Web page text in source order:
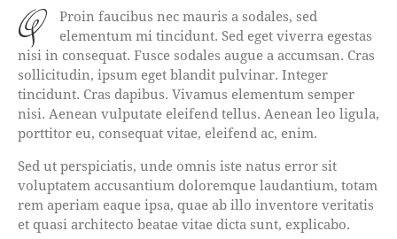
q
Proin faucibus nec mauris a sodales, sed
elementum mi tincidunt. Sed eget viverra egestas
nisi in consequat. Fusce sodales augue a accumsan. Cras
sollicitudin, ipsum eget blandit pulvinar. Integer
tincidunt. Cras dapibus. Vivamus elementum semper
nisi. Aenean vulputate eleifend tellus. Aenean leo ligula,
porttitor eu, consequat vitae, eleifend ac, enim.
Sed ut perspiciatis, unde omnis iste natus error sit
voluptatem accusantium doloremque laudantium, totam
rem aperiam eaque ipsa, quae ab illo inventore veritatis
et quasi architecto beatae vitae dicta sunt, explicabo.